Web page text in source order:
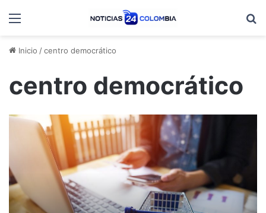
Menú
Inicio /centro democrático
centro democrático